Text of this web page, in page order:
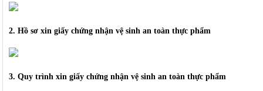
2. Hồ sơ xin giấy chứng nhận vệ sinh an toàn thực phẩm
3. Quy trình xin giấy chứng nhận vệ sinh an toàn thực phẩm